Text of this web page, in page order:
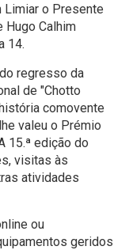
Limiar o Presente
Hugo Calhim
14.
regresso da
de "Chotto
comovente
valeu o Prémio
15.ª edição do
visitas às
atividades
ou
geridos